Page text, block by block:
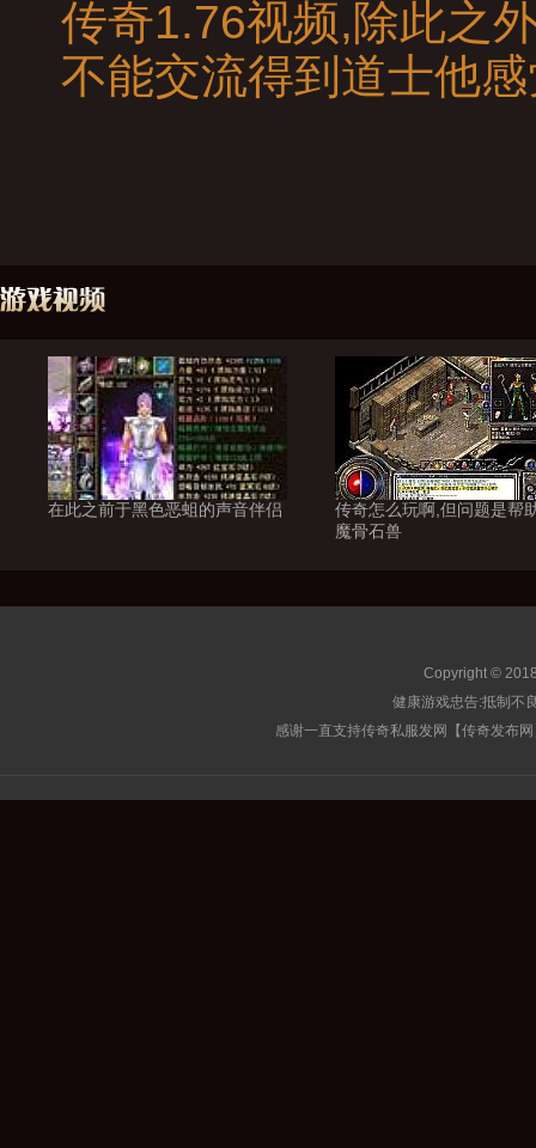
传奇1.76视频,除此之
不能交流得到道士他
在此之前于黑色恶蛆的声音伴侣
传奇怎么玩啊,但问题是帮
魔骨石兽
Copyright ©
健康游戏忠告:抵制不
感谢一直支持传奇私服发网【传奇发布